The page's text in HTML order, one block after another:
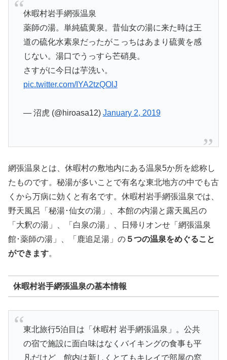
休暇村岩手網張温泉
薬師の湯。単純硫黄泉。昔仙女の湯に来た時は王
道の硫化水素泉だったがこっちはあまり硫黄を感
じない。湯口でうっすら芒硝臭。
さすがに今日は芋洗い。
pic.twitter.com/IYA2tzQOlJ
— 沼虎 (@hiroasa12) January 2, 2019
網張温泉とは、休暇村の敷地内にある温泉5か所を総称し
たものです。秘湯が多いことで有名な東北地方の中でも古
くから万病に効くと有名です。休暇村岩手網張温泉では、
野天風呂「秘湯･仙女の湯」、本館の内湯と露天風呂の
「大釈の湯」、「白泉の湯」、日帰りオンせ「網張温泉
館･薬師の湯」、「鹿追足湯」の ５つの温泉をめぐること
ができます。
休暇村岩手網張温泉の基本情報
東北旅行5泊目は「休暇村 岩手網張温泉」。公共
の宿で施設に面白味はなくバイキングの食事も平
凡だけど、館内は新しくとてもキレイで部屋の窓